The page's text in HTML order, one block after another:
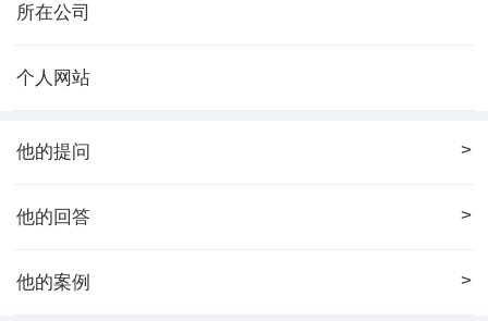
所在公司
个人网站
他的提问 >
他的回答 >
他的案例 >